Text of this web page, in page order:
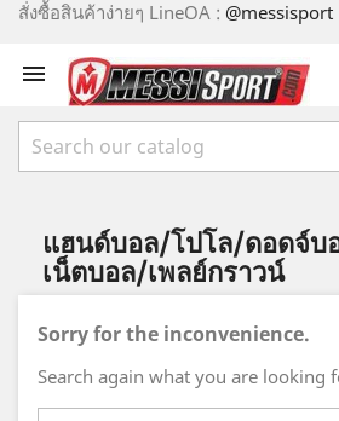
สั่งซื้อสินค้าง่ายๆ LineOA : @messisport

แฮนด์บอล/โปโล/ดอดจ์
เน็ตบอล/เพลย์กราวน์
Sorry for the inconvenience.
Search again what you are looking